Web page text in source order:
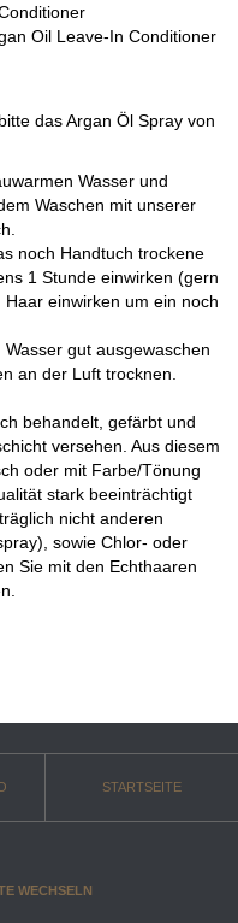
Oil Leave-In Conditioner
das Argan Öl Spray von
Wasser und
Waschen mit unserer
noch Handtuch trockene
1 Stunde einwirken (gern
einwirken um ein noch
gut ausgewaschen
an der Luft trocknen.
behandelt, gefärbt und
versehen. Aus diesem
oder mit Farbe/Tönung
stark beeinträchtigt
nicht anderen
sowie Chlor- oder
Sie mit den Echthaaren
STARTSEITE
WECHSELN